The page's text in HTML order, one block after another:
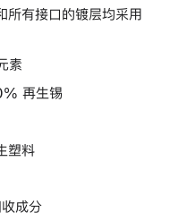
有接口的镀层均采用
素
再生锡
塑料
成分